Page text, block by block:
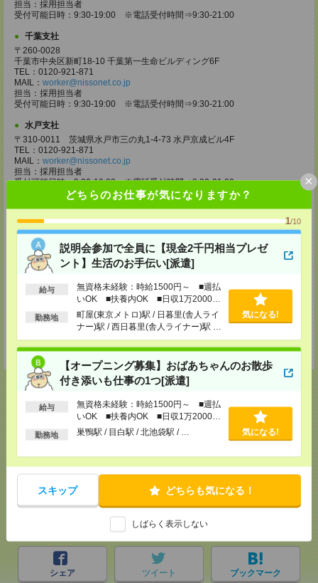
どちらのお仕事が気になりますか？
1/10
説明会参加で全員に【現金2千円相当プレゼ
ント】生活のお手伝い[派遣]
給与
無資格未経験：時給1500円～ ■週払
いOK ■扶養内OK ■日収1万2000円
以上
勤務地
町屋(東京メトロ)駅 / 日暮里(舎人ライ
ナー)駅 / 西日暮里(舎人ライナー)駅 /
…
気になる!
【オープニング募集】おばあちゃんのお散歩
付き添いも仕事の1つ[派遣]
給与
無資格未経験：時給1500円～ ■週払
いOK ■扶養内OK ■日収1万2000円
以上
勤務地 巣鴨駅 / 目白駅 / 北池袋駅 / … 気になる!
スキップ どちらも気になる！
しばらく表示しない
×
担当：採用担当者
受付可能日時：9:30-19:00 ※電話受付時間⇒9:30-21:00
千葉支社
〒260-0028
千葉市中央区新町18-10 千葉第一生命ビルディング6F
TEL：0120-921-871
MAIL： worker@nissonet.co.jp
担当：採用担当者
受付可能日時：9:30-19:00 ※電話受付時間⇒9:30-21:00
水戸支社
〒310-0011 茨城県水戸市三の丸1-4-73 水戸京成ビル4F
TEL：0120-921-871
MAIL： worker@nissonet.co.jp
担当：採用担当者
受付可能日時：9:30-19:00 ※電話受付時間⇒9:30-21:00
〒320-0811 栃木県宇都宮市大通り1-2-11 フコク生命ビル4F
TEL：0120-921-871
MAIL：worker@nissonet.co.jp
担当：採用担当者
受付可能日時：9:30-19:00 ※電話受付時間⇒9:30-21:00
埼玉県さいたま市大宮区仲町2-23-2 大宮仲町センタービル3F（さいたま
TEL：0120-921-871
worker@nissonet.co.jp
担当：採用担当者
受付可能日時：9:30-19:00 ※電話受付時間⇒9:30-21:00
応募ページへ
気になる！
LINE
シェア ツイート ブックマーク